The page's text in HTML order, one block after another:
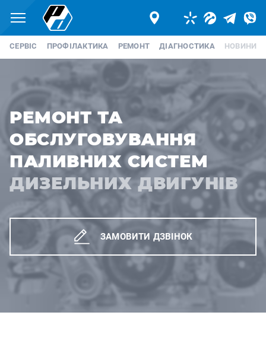
Меню
СЕРВІС ПРОФІЛАКТИКА РЕМОНТ ДІАГНОСТИКА НОВИНИ
РЕМОНТ ТА
ОБСЛУГОВУВАННЯ
ПАЛИВНИХ СИСТЕМ
ДИЗЕЛЬНИХ ДВИГУНІВ
ЗАМОВИТИ ДЗВІНОК